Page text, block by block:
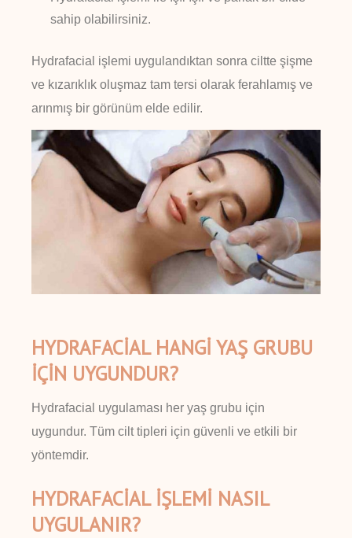
sahip olabilirsiniz.
Hydrafacial işlemi uygulandıktan sonra ciltte şişme
ve kızarıklık oluşmaz tam tersi olarak ferahlamış ve
arınmış bir görünüm elde edilir.
HYDRAFACİAL HANGİ YAŞ GRUBU
İÇİN UYGUNDUR?
Hydrafacial uygulaması her yaş grubu için
uygundur. Tüm cilt tipleri için güvenli ve etkili bir
yöntemdir.
HYDRAFACİAL İŞLEMİ NASIL
UYGULANIR?